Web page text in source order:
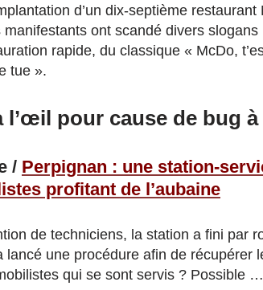
d’un dix-septième
manifestants ont scandé divers
rapide, du classique « McDo,
tue ».
l’œil pour cause de bug
/ Perpignan : une station-
profitant de l’aubaine
de techniciens, la station a fini par
lancé une procédure afin de récupérer
qui se sont servis ? Possible …